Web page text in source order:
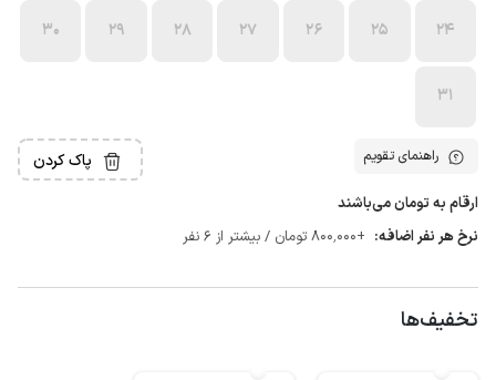
24
25
26
27
28
29
30
31
راهنمای تقویم پاک کردن
ارقام به تومان می‌باشند
نرخ هر نفر اضافه: +800٬000 تومان / بیشتر از 6 نفر
تخفیف‌ها